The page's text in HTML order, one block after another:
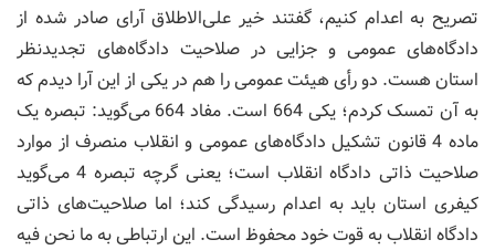
تصریح به اعدام کنیم، گفتند خیر علی‌الاطلاق آرای صادر شده از
دادگاه‌های عمومی و جزایی در صلاحیت دادگاه‌های تجدیدنظر
استان هست. دو رأی هیئت عمومی را هم در یکی از این آرا دیدم که
به آن تمسک کردم؛ یکی 664 است. مفاد 664 می‌گوید: تبصره یک
ماده 4 قانون تشکیل دادگاه‌های عمومی و انقلاب منصرف از موارد
صلاحیت ذاتی دادگاه انقلاب است؛ یعنی گرچه تبصره 4 می‌گوید
کیفری استان باید به اعدام رسیدگی کند؛ اما صلاحیت‌های ذاتی
دادگاه انقلاب به قوت خود محفوظ است. این ارتباطی به ما نحن فیه